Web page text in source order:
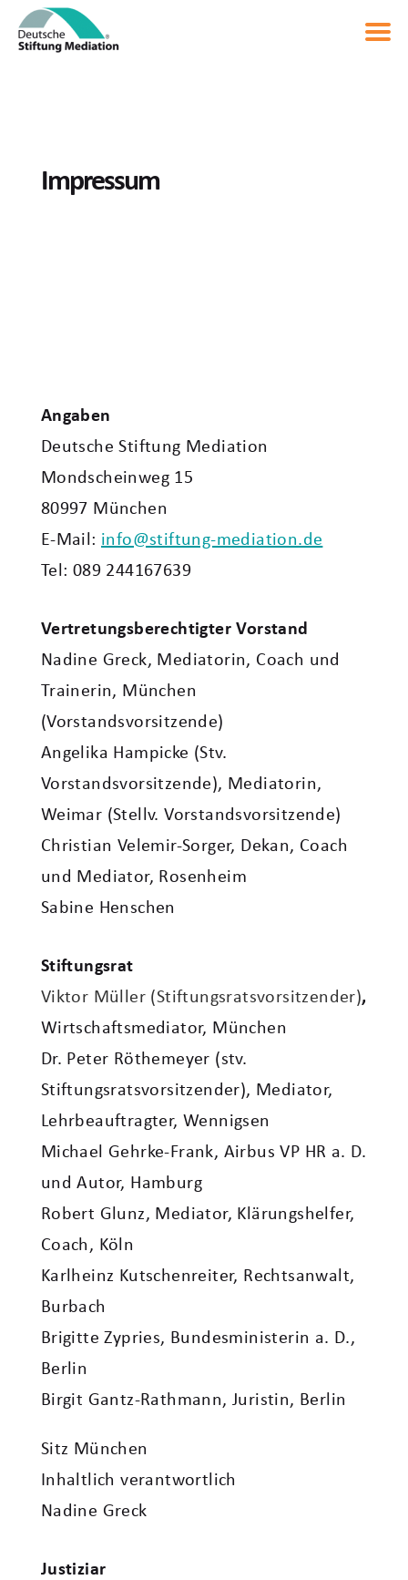
Impressum
Angaben
Deutsche Stiftung Mediation
Mondscheinweg 15
80997 München
E-Mail: info@stiftung-mediation.de
Tel: 089 244167639
Vertretungsberechtigter Vorstand
Nadine Greck, Mediatorin, Coach und
Trainerin, München
(Vorstandsvorsitzende)
Angelika Hampicke (Stv.
Vorstandsvorsitzende), Mediatorin,
Weimar (Stellv. Vorstandsvorsitzende)
Christian Velemir-Sorger, Dekan, Coach
und Mediator, Rosenheim
Sabine Henschen
Stiftungsrat
Viktor Müller (Stiftungsratsvorsitzender),
Wirtschaftsmediator, München
Dr. Peter Röthemeyer (stv.
Stiftungsratsvorsitzender), Mediator,
Lehrbeauftragter, Wennigsen
Michael Gehrke-Frank, Airbus VP HR a. D.
und Autor, Hamburg
Robert Glunz, Mediator, Klärungshelfer,
Coach, Köln
Karlheinz Kutschenreiter, Rechtsanwalt,
Burbach
Brigitte Zypries, Bundesministerin a. D.,
Berlin
Birgit Gantz-Rathmann, Juristin, Berlin
Sitz München
Inhaltlich verantwortlich
Nadine Greck
Justiziar